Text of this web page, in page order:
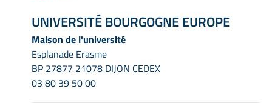
UNIVERSITÉ BOURGOGNE EUROPE
Maison de l'université
Esplanade Erasme
BP 27877 21078 DIJON CEDEX
03 80 39 50 00